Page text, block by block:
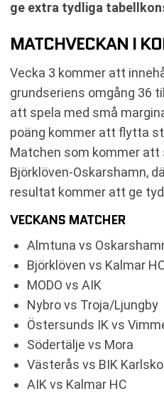
ge extra tydliga
MATCHVECKAN I
Vecka 3 kommer att
grundseriens omgång 36
att spela med små
poäng kommer att flytta
Matchen som kommer
Björklöven-Oskarshamn,
resultat kommer att ge
VECKANS MATCHER
Almtuna vs
Björklöven vs Kalmar
MODO vs AIK
Nybro vs Troja/Ljungby
Östersunds IK vs
Södertälje vs Mora
Västerås vs BIK
AIK vs Kalmar HC